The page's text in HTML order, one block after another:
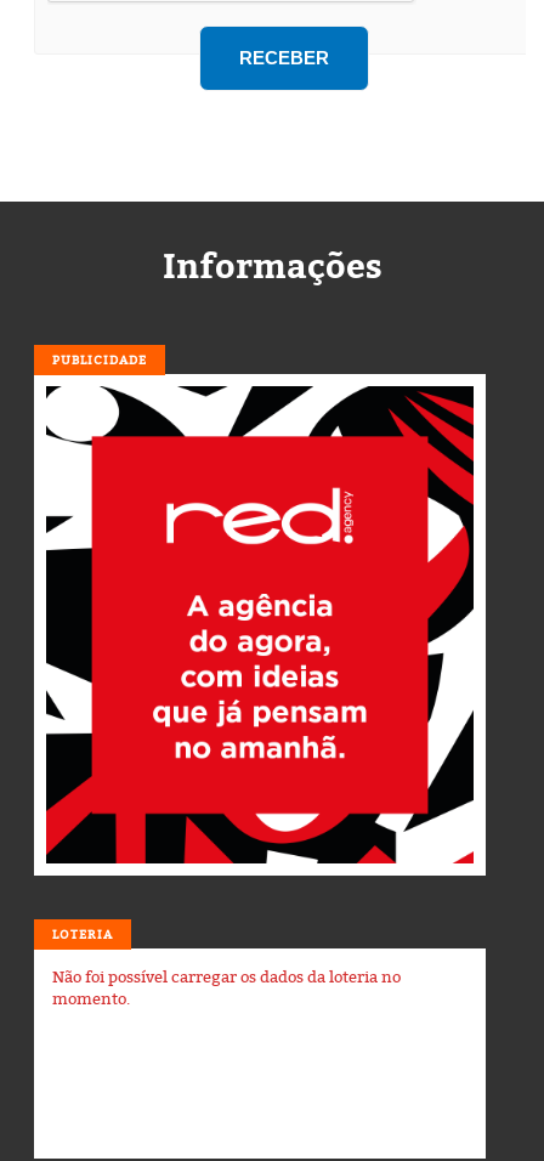
Informações
PUBLICIDADE
LOTERIA
Não foi possível carregar os dados da loteria no
momento.